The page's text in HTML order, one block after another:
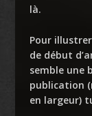
là.
Pour
de début
semble une
publication
en largeur)